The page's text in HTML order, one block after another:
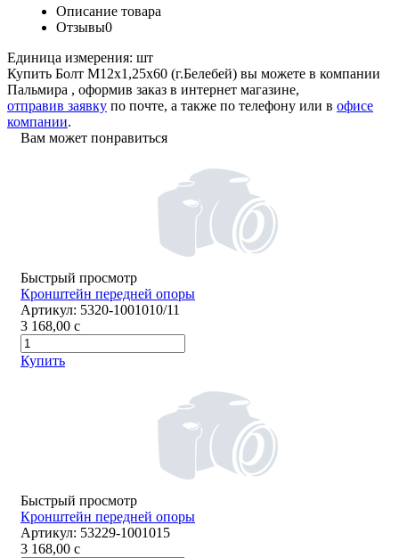
Описание товара
Отзывы0
Единица измерения: шт
Купить Болт М12х1,25х60 (г.Белебей) вы можете в компании
Пальмира , оформив заказ в интернет магазине,
отправив заявку по почте, а также по телефону или в офисе
компании.
Вам может понравиться
Быстрый просмотр
Кронштейн передней опоры
Артикул: 5320-1001010/11
3 168,00 c
Купить
Быстрый просмотр
Кронштейн передней опоры
Артикул: 53229-1001015
3 168,00 c